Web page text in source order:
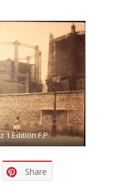
1 Edition F.P
Share